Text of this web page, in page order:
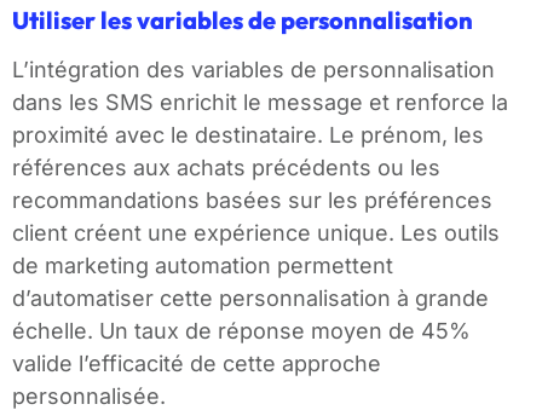
Utiliser les variables de personnalisation
L’intégration des variables de personnalisation
dans les SMS enrichit le message et renforce la
proximité avec le destinataire. Le prénom, les
références aux achats précédents ou les
recommandations basées sur les préférences
client créent une expérience unique. Les outils
de marketing automation permettent
d’automatiser cette personnalisation à grande
échelle. Un taux de réponse moyen de 45%
valide l’efficacité de cette approche
personnalisée.